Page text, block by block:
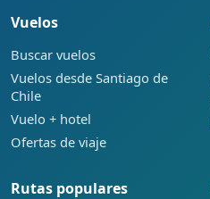
Vuelos
Buscar vuelos
Vuelos desde Santiago de
Chile
Vuelo + hotel
Ofertas de viaje
Rutas populares